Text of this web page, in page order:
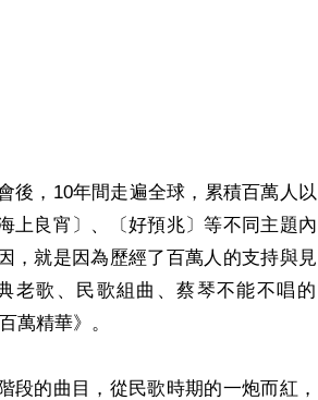
後， 10年間走遍全球，累積百萬人以
上良宵〕、〔好預兆〕等不同主題內
，就是因為歷經了百萬人的支持與見
老歌、民歌組曲、蔡琴不能不唱的
百萬精華》。
的曲目，從民歌時期的一炮而紅，